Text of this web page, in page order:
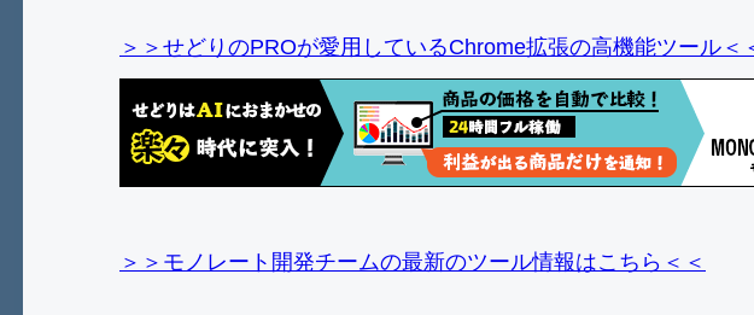
＞＞せどりのPROが愛用しているChrome拡張の高機能ツール＜
＞＞モノレート開発チームの最新のツール情報はこちら＜＜